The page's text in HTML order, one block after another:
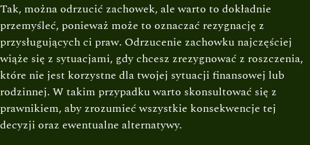
Tak, można odrzucić zachowek, ale warto to dokładnie
przemyśleć, ponieważ może to oznaczać rezygnację z
przysługujących ci praw. Odrzucenie zachowku najczęściej
wiąże się z sytuacjami, gdy chcesz zrezygnować z roszczenia,
które nie jest korzystne dla twojej sytuacji finansowej lub
rodzinnej. W takim przypadku warto skonsultować się z
prawnikiem, aby zrozumieć wszystkie konsekwencje tej
decyzji oraz ewentualne alternatywy.